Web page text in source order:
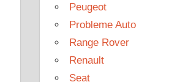
Peugeot
Probleme Auto
Range Rover
Renault
Seat